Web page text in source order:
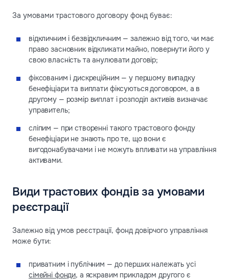
За умовами трастового договору фонд буває:
відкличним і безвідкличним — залежно від того, чи має
право засновник відкликати майно, повернути його у
свою власність та анулювати договір;
фіксованим і дискреційним — у першому випадку
бенефіціари та виплати фіксуються договором, а в
другому — розмір виплат і розподіл активів визначає
управитель;
сліпим — при створенні такого трастового фонду
бенефіціари не знають про те, що вони є
вигодонабувачами і не можуть впливати на управління
активами.
Види трастових фондів за умовами
реєстрації
Залежно від умов реєстрації, фонд довірчого управління
може бути:
приватним і публічним — до перших належать усі
сімейні фонди, а яскравим прикладом другого є